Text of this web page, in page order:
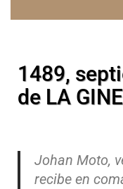
1489,
de LA
Johan Moto,
recibe en